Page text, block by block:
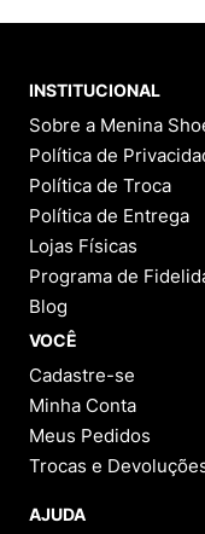
INSTITUCIONAL
Sobre a Menina
Política de
Política de Troca
Política de Entrega
Lojas Físicas
Programa de
Blog
VOCÊ
Cadastre-se
Minha Conta
Meus Pedidos
Trocas e
AJUDA